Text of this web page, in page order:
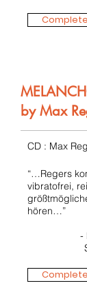
by Max
CD : Max
“…Regers
vibratofrei,
hören…”
-